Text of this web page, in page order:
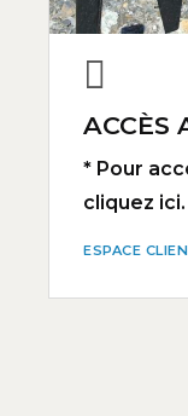
ACCÈS
* Pour
cliquez ici.
ESPACE